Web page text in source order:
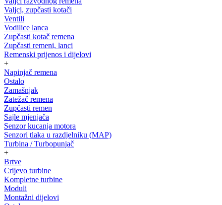
Valjci, zupčasti kotači
Ventili
Vodilice lanca
Zupčasti kotač remena
Zupčasti remeni, lanci
Remenski prijenos i dijelovi
+
Napinjač remena
Ostalo
Zamašnjak
Zatežač remena
Zupčasti remen
Sajle mjenjača
Senzor kucanja motora
Senzori tlaka u razdjelniku (MAP)
Turbina / Turbopunjač
+
Brtve
Crijevo turbine
Kompletne turbine
Moduli
Montažni dijelovi